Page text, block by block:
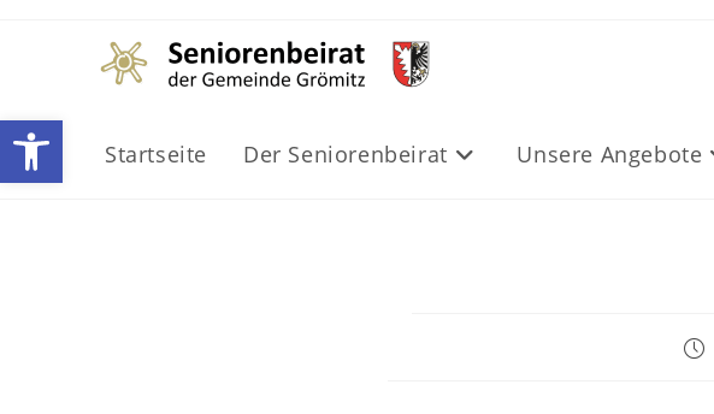
Werkzeugleiste öffnen
Startseite Der Seniorenbeirat Unsere Angebote